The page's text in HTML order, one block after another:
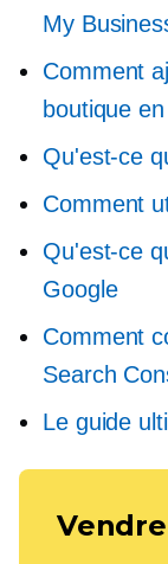
My
Comment
boutique
Qu'est-ce
Comment
Qu'est-ce
Google
Comment
Search
Le guide